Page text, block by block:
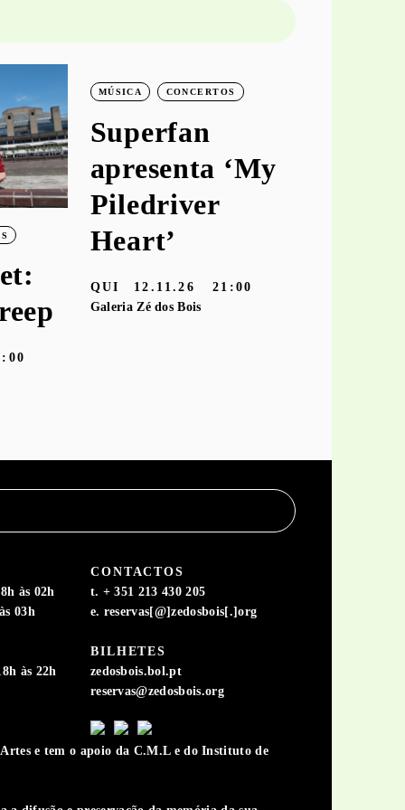
MÚSICA CONCERTOS
Superfan
apresenta ‘My
Piledriver
Heart’
QUI 12.11.26
21:00
Galeria Zé dos Bois
às 02h
03h
às 22h
CONTACTOS
t. + 351 213 430 205
e. reservas[@]zedosbois[.]org
BILHETES
zedosbois.bol.pt
reservas@zedosbois.org
e tem o apoio da C.M.L e do Instituto de